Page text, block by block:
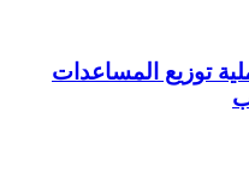
توزيع المساعدات